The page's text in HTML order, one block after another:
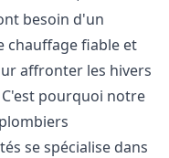
besoin d'un
chauffage fiable et
affronter les hivers
pourquoi notre
se spécialise dans